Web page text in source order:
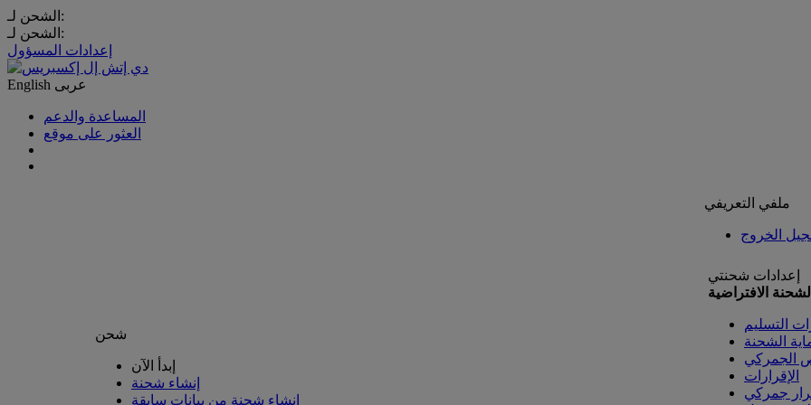
الشحن لـ:
الشحن لـ:
إعدادات المسؤول
English عربى
المساعدة والدعم
العثور على موقع
ملفي التعريفي
الخروج
شحن
إبدأ الآن
إنشاء شحنة
إنشاء شحنة من بيانات سابقة
إعدادات شحنتي
الافتراضية
التسليم
الشحنة
الجمركي
الإقرارات
جمركي